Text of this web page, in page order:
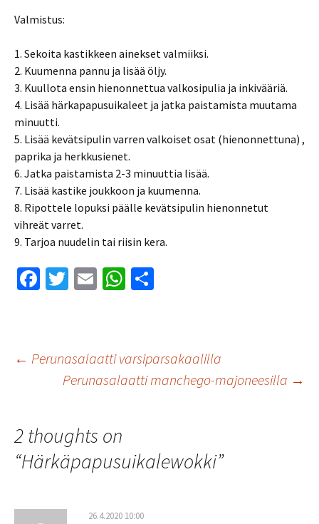
Valmistus:
1. Sekoita kastikkeen ainekset valmiiksi.
2. Kuumenna pannu ja lisää öljy.
3. Kuullota ensin hienonnettua valkosipulia ja inkivääriä.
4. Lisää härkapapusuikaleet ja jatka paistamista muutama
minuutti.
5. Lisää kevätsipulin varren valkoiset osat (hienonnettuna) ,
paprika ja herkkusienet.
6. Jatka paistamista 2-3 minuuttia lisää.
7. Lisää kastike joukkoon ja kuumenna.
8. Ripottele lopuksi päälle kevätsipulin hienonnetut
vihreät varret.
9. Tarjoa nuudelin tai riisin kera.
Fa
o
T
er
E
W
sA
p
p
Artikkelien
← Perunasalaatti varsiparsakaalilla
Perunasalaatti manchego-majoneesilla →
2 thoughts on
“Härkäpapusuikalewokki”
26.4.2020 10:00